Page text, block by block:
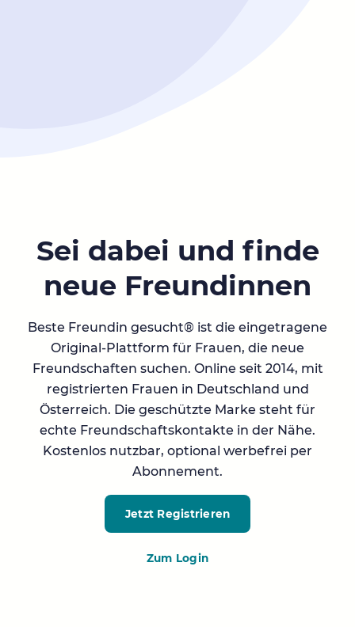
Sei dabei und finde
neue Freundinnen
Beste Freundin gesucht® ist die eingetragene
Original-Plattform für Frauen, die neue
Freundschaften suchen. Online seit 2014, mit
registrierten Frauen in Deutschland und
Österreich. Die geschützte Marke steht für
echte Freundschaftskontakte in der Nähe.
Kostenlos nutzbar, optional werbefrei per
Abonnement.
Jetzt Registrieren
Zum Login